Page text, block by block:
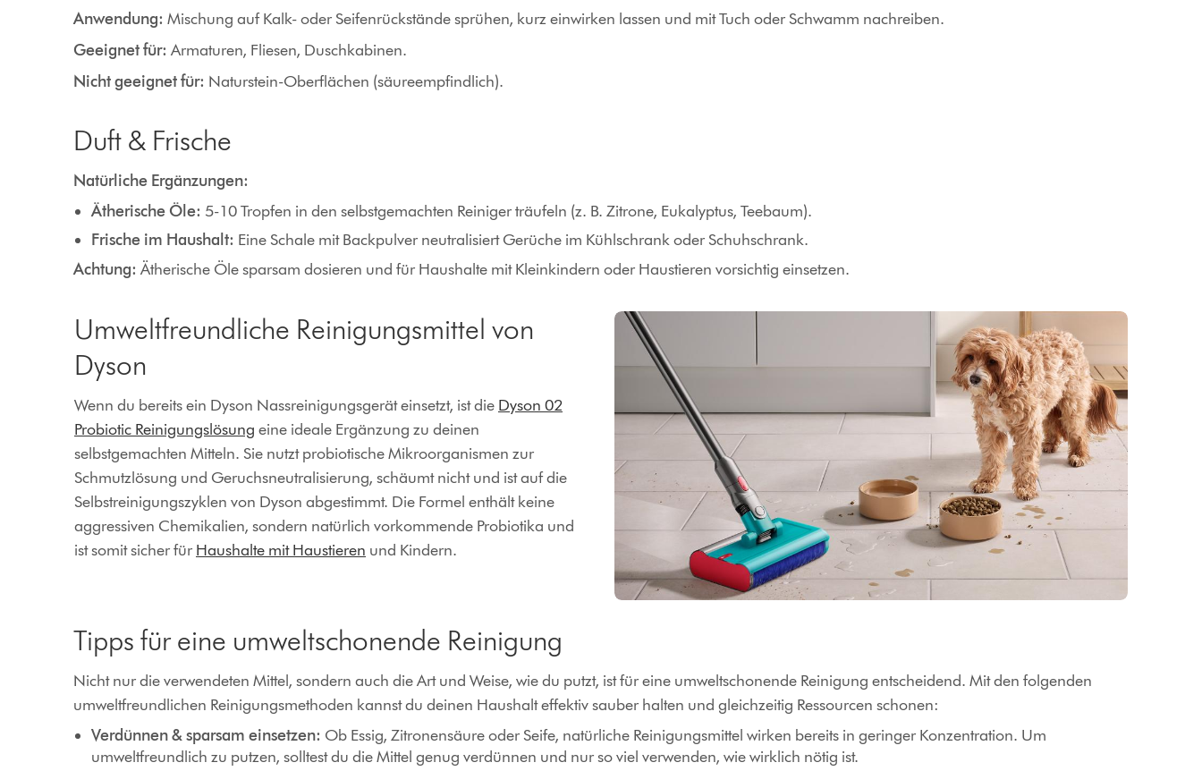
Anwendung: Mischung auf Kalk- oder Seifenrückstände sprühen, kurz einwirken lassen und mit Tuch oder Schwamm nachreiben.
Geeignet für: Armaturen, Fliesen, Duschkabinen.
Nicht geeignet für: Naturstein-Oberflächen (säureempfindlich).
Duft & Frische
Natürliche Ergänzungen:
Ätherische Öle: 5-10 Tropfen in den selbstgemachten Reiniger träufeln (z. B. Zitrone, Eukalyptus, Teebaum).
Frische im Haushalt: Eine Schale mit Backpulver neutralisiert Gerüche im Kühlschrank oder Schuhschrank.
Achtung: Ätherische Öle sparsam dosieren und für Haushalte mit Kleinkindern oder Haustieren vorsichtig einsetzen.
Umweltfreundliche Reinigungsmittel von
Dyson
Wenn du bereits ein Dyson Nassreinigungsgeräteinsetzt, ist die Dyson 02
Probiotic Reinigungslösung eine ideale Ergänzung zu deinen
selbstgemachten Mitteln. Sie nutzt probiotische Mikroorganismen zur
Schmutzlösung und Geruchsneutralisierung, schäumt nicht und ist auf die
Selbstreinigungszyklen von Dyson abgestimmt. Die Formel enthält keine
aggressiven Chemikalien, sondern natürlich vorkommende Probiotika und
ist somit sicher für Haushalte mit Haustieren und Kindern.
Tipps für eine umweltschonende Reinigung
Nicht nur die verwendeten Mittel, sondern auch die Art und Weise, wie du putzt, ist für eine umweltschonende Reinigung entscheidend. Mit den folgenden
umweltfreundlichen Reinigungsmethoden kannst du deinen Haushalt effektiv sauber halten und gleichzeitig Ressourcen schonen:
Verdünnen & sparsam einsetzen: Ob Essig, Zitronensäure oder Seife, natürliche Reinigungsmittel wirken bereits in geringer Konzentration. Um
umweltfreundlich zu putzen, solltest du die Mittel genug verdünnen und nur so viel verwenden, wie wirklich nötig ist.